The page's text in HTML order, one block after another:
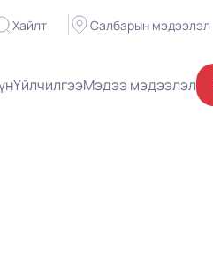
Хайлт Салбарын мэдээлэл
ҮйлчилгээМэдээ мэдээлэл